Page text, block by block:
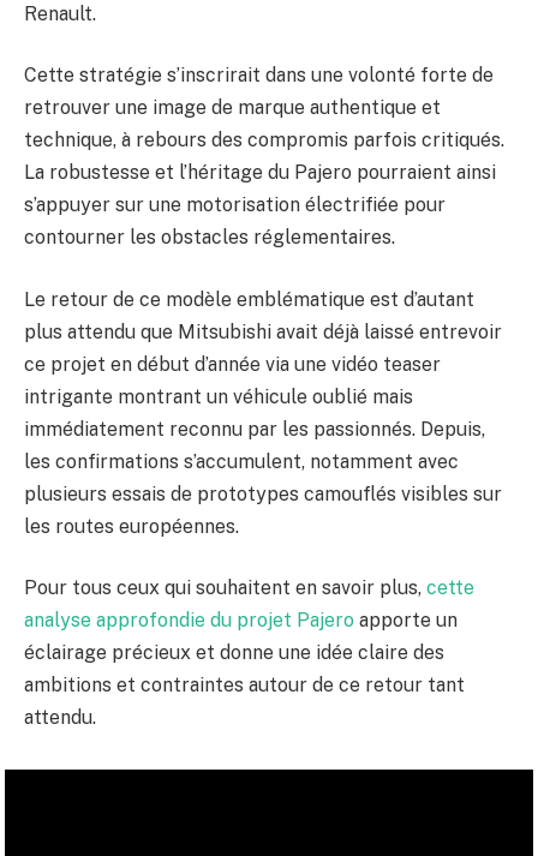
Renault.
Cette stratégie s’inscrirait dans une volonté forte de
retrouver une image de marque authentique et
technique, à rebours des compromis parfois critiqués.
La robustesse et l’héritage du Pajero pourraient ainsi
s’appuyer sur une motorisation électrifiée pour
contourner les obstacles réglementaires.
Le retour de ce modèle emblématique est d’autant
plus attendu que Mitsubishi avait déjà laissé entrevoir
ce projet en début d’année via une vidéo teaser
intrigante montrant un véhicule oublié mais
immédiatement reconnu par les passionnés. Depuis,
les confirmations s’accumulent, notamment avec
plusieurs essais de prototypes camouflés visibles sur
les routes européennes.
Pour tous ceux qui souhaitent en savoir plus, cette
analyse approfondie du projet Pajero apporte un
éclairage précieux et donne une idée claire des
ambitions et contraintes autour de ce retour tant
attendu.